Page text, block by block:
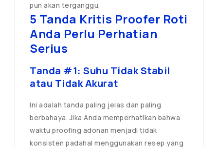
pun akan terganggu.
5 Tanda Kritis Proofer Roti
Anda Perlu Perhatian
Serius
Tanda #1: Suhu Tidak Stabil
atau Tidak Akurat
Ini adalah tanda paling jelas dan paling
berbahaya. Jika Anda memperhatikan bahwa
waktu proofing adonan menjadi tidak
konsisten padahal menggunakan resep yang